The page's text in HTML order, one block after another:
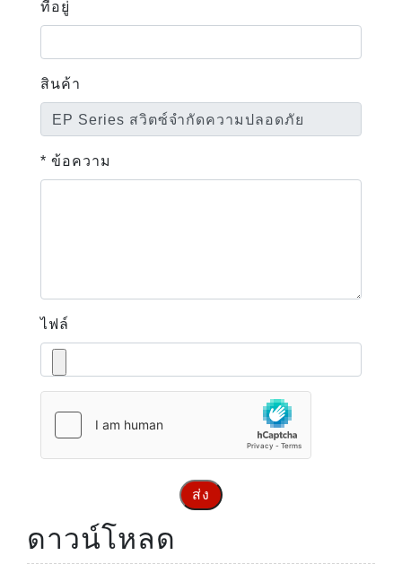
ที่อยู่
สินค้า
* ข้อความ
ไฟล์
ส่ง
ดาวน์โหลด